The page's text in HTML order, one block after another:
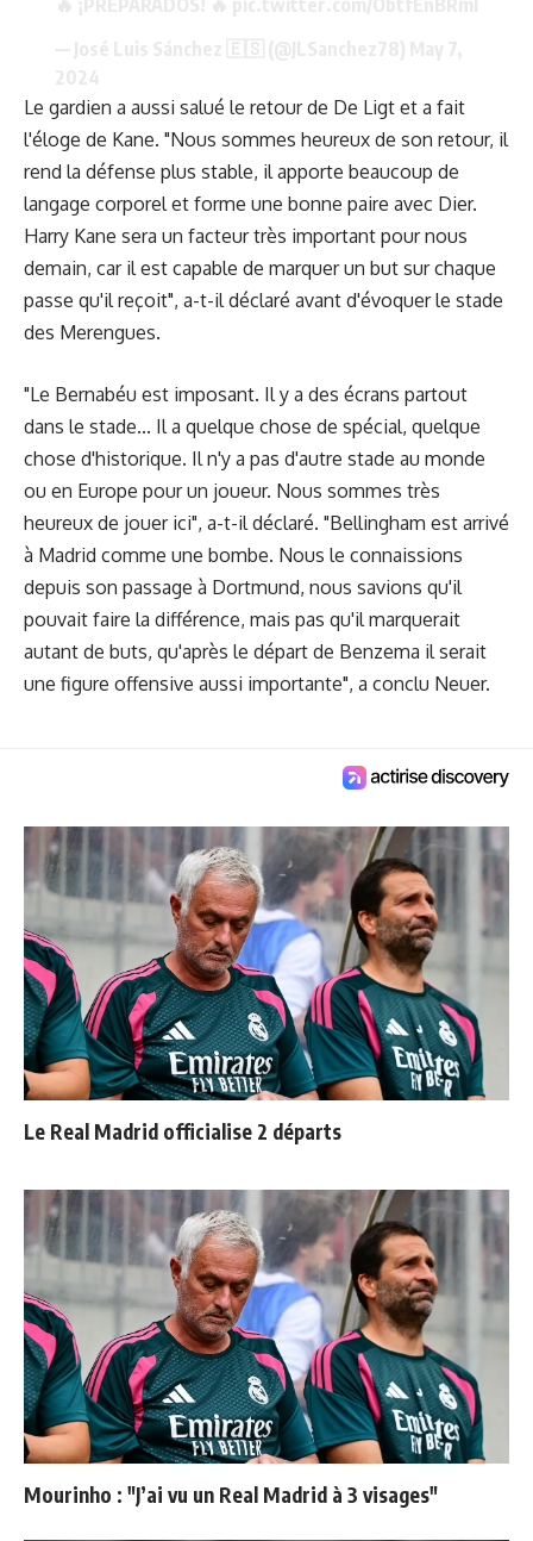
Le gardien a aussi salué le retour de De Ligt et a fait
l'éloge de Kane. "Nous sommes heureux de son retour, il
rend la défense plus stable, il apporte beaucoup de
langage corporel et forme une bonne paire avec Dier.
Harry Kane sera un facteur très important pour nous
demain, car il est capable de marquer un but sur chaque
passe qu'il reçoit", a-t-il déclaré avant d'évoquer le stade
des Merengues.
"Le Bernabéu est imposant. Il y a des écrans partout
dans le stade... Il a quelque chose de spécial, quelque
chose d'historique. Il n'y a pas d'autre stade au monde
ou en Europe pour un joueur. Nous sommes très
heureux de jouer ici", a-t-il déclaré. "Bellingham est arrivé
à Madrid comme une bombe. Nous le connaissions
depuis son passage à Dortmund, nous savions qu'il
pouvait faire la différence, mais pas qu'il marquerait
autant de buts, qu'après le départ de Benzema il serait
une figure offensive aussi importante", a conclu Neuer.
Le Real Madrid officialise 2 départs
Mourinho : "J’ai vu un Real Madrid à 3 visages"